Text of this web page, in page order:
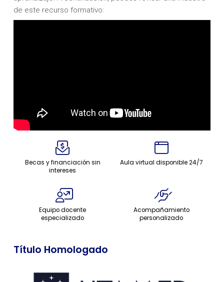
de este recurso formativo:
Becas y financiación sin
intereses
Aula virtual disponible 24/7
Equipo docente
especializado
Acompañamiento
personalizado
Título Homologado